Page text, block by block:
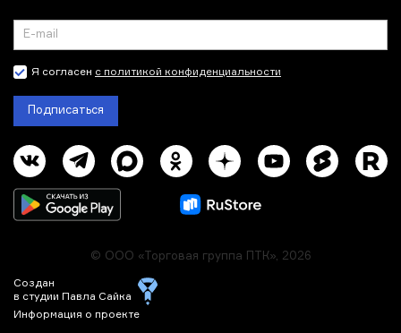
Я согласен с политикой конфиденциальности
Подписаться
Создан
в студии Павла Сайка
Информация о проекте
© ООО «Торговая группа ПТК», 2026